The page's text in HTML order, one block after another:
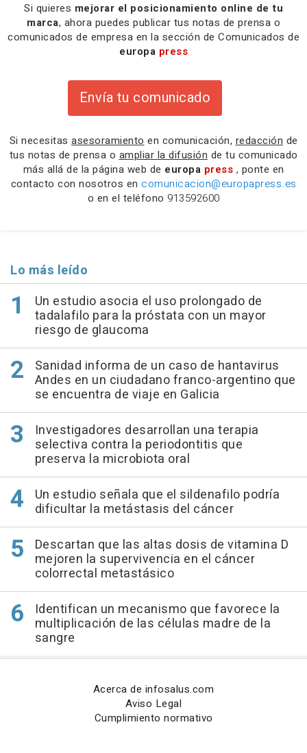
Si quieres mejorar el posicionamiento online de tu
marca, ahora puedes publicar tus notas de prensa o
comunicados de empresa en la sección de Comunicados de
europa press
Envía tu comunicado
Si necesitas asesoramiento en comunicación, redacción de
tus notas de prensa o ampliar la difusión de tu comunicado
más allá de la página web de europa press , ponte en
contacto con nosotros en comunicacion@europapress.es
o en el teléfono 913592600
Lo más leído
Un estudio asocia el uso prolongado de
tadalafilo para la próstata con un mayor
riesgo de glaucoma
Sanidad informa de un caso de hantavirus
Andes en un ciudadano franco-argentino que
se encuentra de viaje en Galicia
Investigadores desarrollan una terapia
selectiva contra la periodontitis que
preserva la microbiota oral
Un estudio señala que el sildenafilo podría
dificultar la metástasis del cáncer
Descartan que las altas dosis de vitamina D
mejoren la supervivencia en el cáncer
colorrectal metastásico
Identifican un mecanismo que favorece la
multiplicación de las células madre de la
sangre
Acerca de infosalus.com
Aviso Legal
Cumplimiento normativo